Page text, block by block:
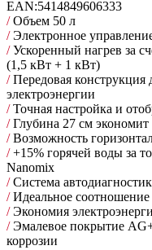
EAN:5414849606333
/Объем 50 л
/Электронное
/Ускоренный нагрев за
(1,5 кВт + 1 кВт)
/Передовая конструкция
электроэнергии
/Точная настройка и
/Глубина 27 см экономит
/Возможность
/+15% горячей воды за
Nanomix
/Cистема
/Идеальное соотношение
/Экономия
/Эмалевое покрытие
коррозии